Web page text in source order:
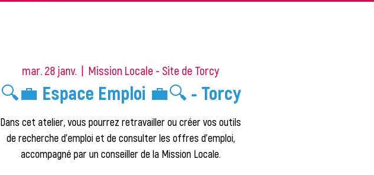
mar. 28 janv.
  |
Mission Locale - Site de Torcy
🔍💼 Espace Emploi 💼🔍 - Torcy
Dans cet atelier, vous pourrez retravailler ou créer vos outils
de recherche d'emploi et de consulter les offres d'emploi,
accompagné par un conseiller de la Mission Locale.